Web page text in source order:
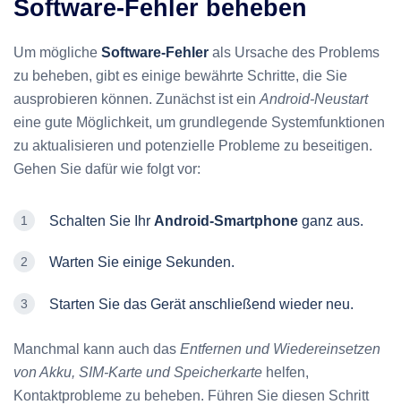
Software-Fehler beheben
Um mögliche Software-Fehler als Ursache des Problems
zu beheben, gibt es einige bewährte Schritte, die Sie
ausprobieren können. Zunächst ist ein Android-Neustart
eine gute Möglichkeit, um grundlegende Systemfunktionen
zu aktualisieren und potenzielle Probleme zu beseitigen.
Gehen Sie dafür wie folgt vor:
Schalten Sie Ihr Android-Smartphone ganz aus.
Warten Sie einige Sekunden.
Starten Sie das Gerät anschließend wieder neu.
Manchmal kann auch das Entfernen und Wiedereinsetzen
von Akku, SIM-Karte und Speicherkarte helfen,
Kontaktprobleme zu beheben. Führen Sie diesen Schritt